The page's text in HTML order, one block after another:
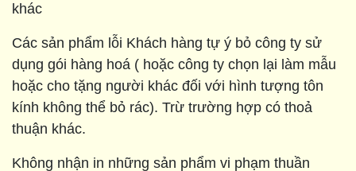
khác
Các sản phẩm lỗi Khách hàng tự ý bỏ công ty sử
dụng gói hàng hoá ( hoặc công ty chọn lại làm mẫu
hoặc cho tặng người khác đối với hình tượng tôn
kính không thể bỏ rác). Trừ trường hợp có thoả
thuận khác.
Không nhận in những sản phẩm vi phạm thuần